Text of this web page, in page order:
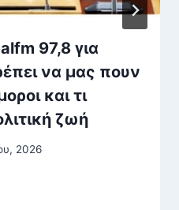
97,8 για
να μας πουν
και τι
ζωή
2026